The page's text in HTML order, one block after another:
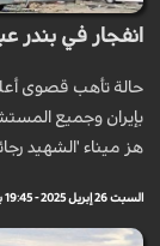
انفجار في بندر
حالة تأهب قصوى
بإيران وجميع
هز ميناء 'الشهيد
السبت 26 إبريل 2025 - 19:45 بتوقيت مكة